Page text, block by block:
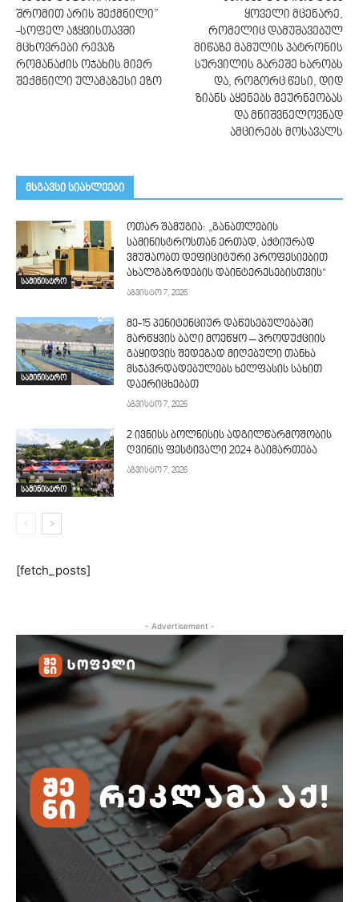
შრომით არის შექმნილი”
-სოფელ აჭყვისთავში
მცხოვრები რევაზ
რომანაძის ოჯახის მიერ
შექმნილი ულამაზესი ეზო
ყოველი მცენარე,
რომელიც დამუშავებულ
მიწაზე მამულის პატ­რონის
სურვილის გარეშე ხარობს
და, როგორც წესი, დიდ
ზიანს აყენებს მეურნეობას
და მნიშვნელოვ­ნად
ამცირებს მოსავალს
მსგავსი სიახლეები
სამინისტრო
ოთარ შამუგია: „განათლების
სამინისტროსთან ერთად, აქტიურად
ვმუშაობთ დეფიციტური პროფესიებით
ახალგაზრდების დაინტერესებისთვის“
აგვისტო 7, 2026
სამინისტრო
მე-15 პენიტენციურ დაწესებულებაში
მარწყვის ბაღი მოეწყო – პროდუქციის
გაყიდვის შედეგად მიღებული თანხა
მსჯავრდადებულებს ხელფასის სახით
დაერიცხებათ
აგვისტო 7, 2026
სამინისტრო
2 ივნისს ბოლნისის ადგილწარმოშობის
ღვინის ფესტივალი 2024 გაიმართება
აგვისტო 7, 2026
[fetch_posts]
- Advertisement -